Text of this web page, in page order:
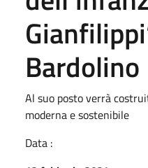
Bardolino
Al suo posto verrà
moderna e sostenibile
Data :